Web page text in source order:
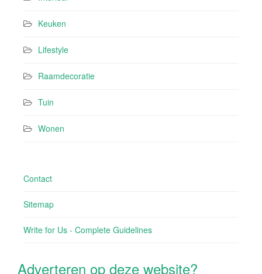
Keuken
Lifestyle
Raamdecoratie
Tuin
Wonen
Contact
Sitemap
Write for Us - Complete Guidelines
Adverteren op deze website?